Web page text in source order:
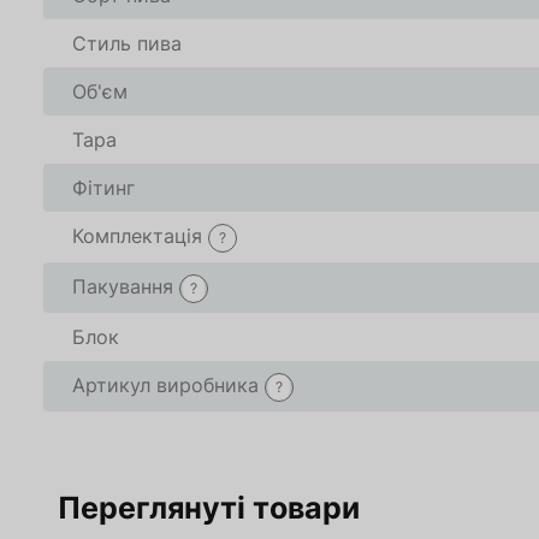
Стиль пива
Об'єм
Тара
Фітинг
Комплектація
?
Пакування ?
Блок
Артикул виробника
?
Переглянуті товари